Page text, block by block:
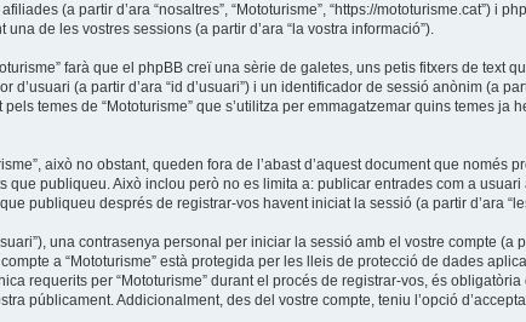
(a partir d’ara “nosaltres”, “Mototurisme”, “https://mototurisme.cat”) i
de les vostres sessions (a partir d’ara “la vostra informació”).
farà que el phpBB creï una sèrie de galetes, uns petis fitxers de text
(a partir d’ara “id d’usuari”) i un identificador de sessió anònim (a
temes de “Mototurisme” que s’utilitza per emmagatzemar quins temes ja
això no obstant, queden fora de l’abast d’aquest document que només
publiqueu. Això inclou però no es limita a: publicar entrades com a usuari
publiqueu després de registrar-vos havent iniciat la sessió (a partir d’ara
una contrasenya personal per iniciar la sessió amb el vostre compte (a
a “Mototurisme” està protegida per les lleis de protecció de dades
requerits per “Mototurisme” durant el procés de registrar-vos, és
públicament. Addicionalment, des del vostre compte, teniu l’opció